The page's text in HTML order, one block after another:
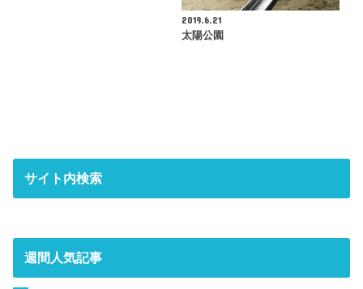
2019.6.21
太陽公園
サイト内検索
週間人気記事